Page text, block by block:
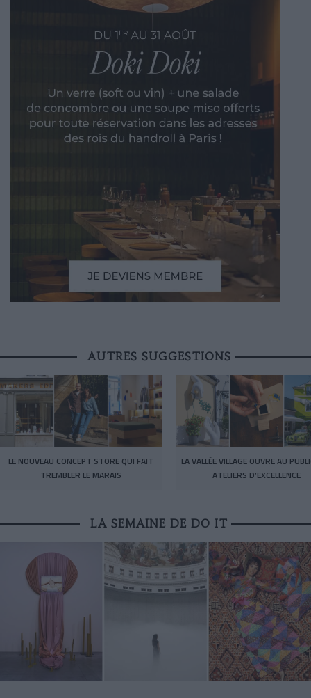
AUTRES SUGGESTIONS
LE NOUVEAU CONCEPT STORE QUI FAIT
TREMBLER LE MARAIS
LA VALLÉE VILLAGE OUVRE AU
ATELIERS D’EXCELLENCE
LA SEMAINE DE DO IT